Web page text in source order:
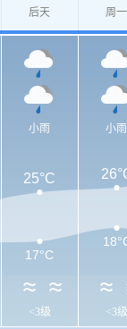
后天 周一
小雨
<3级
小雨
<3级
25°C
17°C